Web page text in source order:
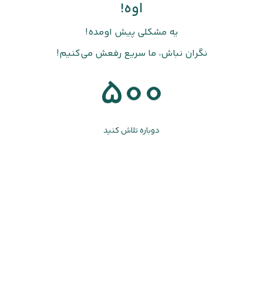
اوه!
یه مشکلی پیش اومده!
نگران نباش، ما سریع رفعش می‌کنیم!
500
دوباره تلاش کنید